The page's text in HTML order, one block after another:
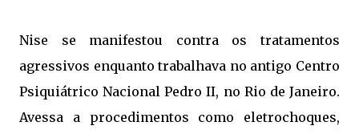
Nise se manifestou contra os tratamentos
agressivos enquanto trabalhava no antigo Centro
Psiquiátrico Nacional Pedro II, no Rio de Janeiro.
Avessa a procedimentos como eletrochoques,